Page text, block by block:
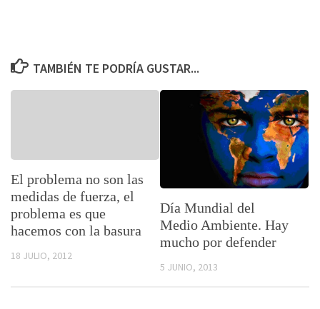
TAMBIÉN TE PODRÍA GUSTAR...
El problema no son las
medidas de fuerza, el
problema es que
hacemos con la basura
18 JULIO, 2012
Día Mundial del
Medio Ambiente. Hay
mucho por defender
5 JUNIO, 2013